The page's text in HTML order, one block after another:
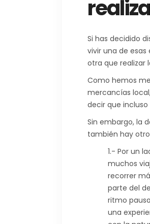
Si has decidido
vivir una de
otra que realizar
Como hemos
mercancías
decir que
Sin embargo, la
también hay
1.- Por un
muchos
recorrer
parte del
ritmo
una